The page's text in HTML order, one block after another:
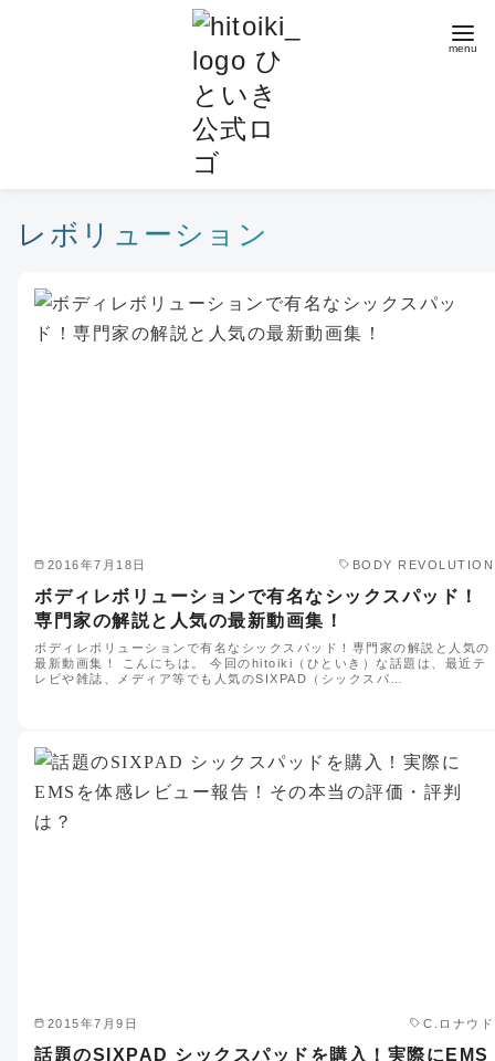
レボリューション
2016年7月18日 BODY REVOLUTION
ボディレボリューションで有名なシックスパッド！
専門家の解説と人気の最新動画集！
ボディレボリューションで有名なシックスパッド！専門家の解説と人気の
最新動画集！ こんにちは。 今回のhitoiki（ひといき）な話題は、最近テ
レビや雑誌、メディア等でも人気のSIXPAD（シックスパ…
2015年7月9日 C.ロナウド
話題のSIXPAD シックスパッドを購入！実際にEMS